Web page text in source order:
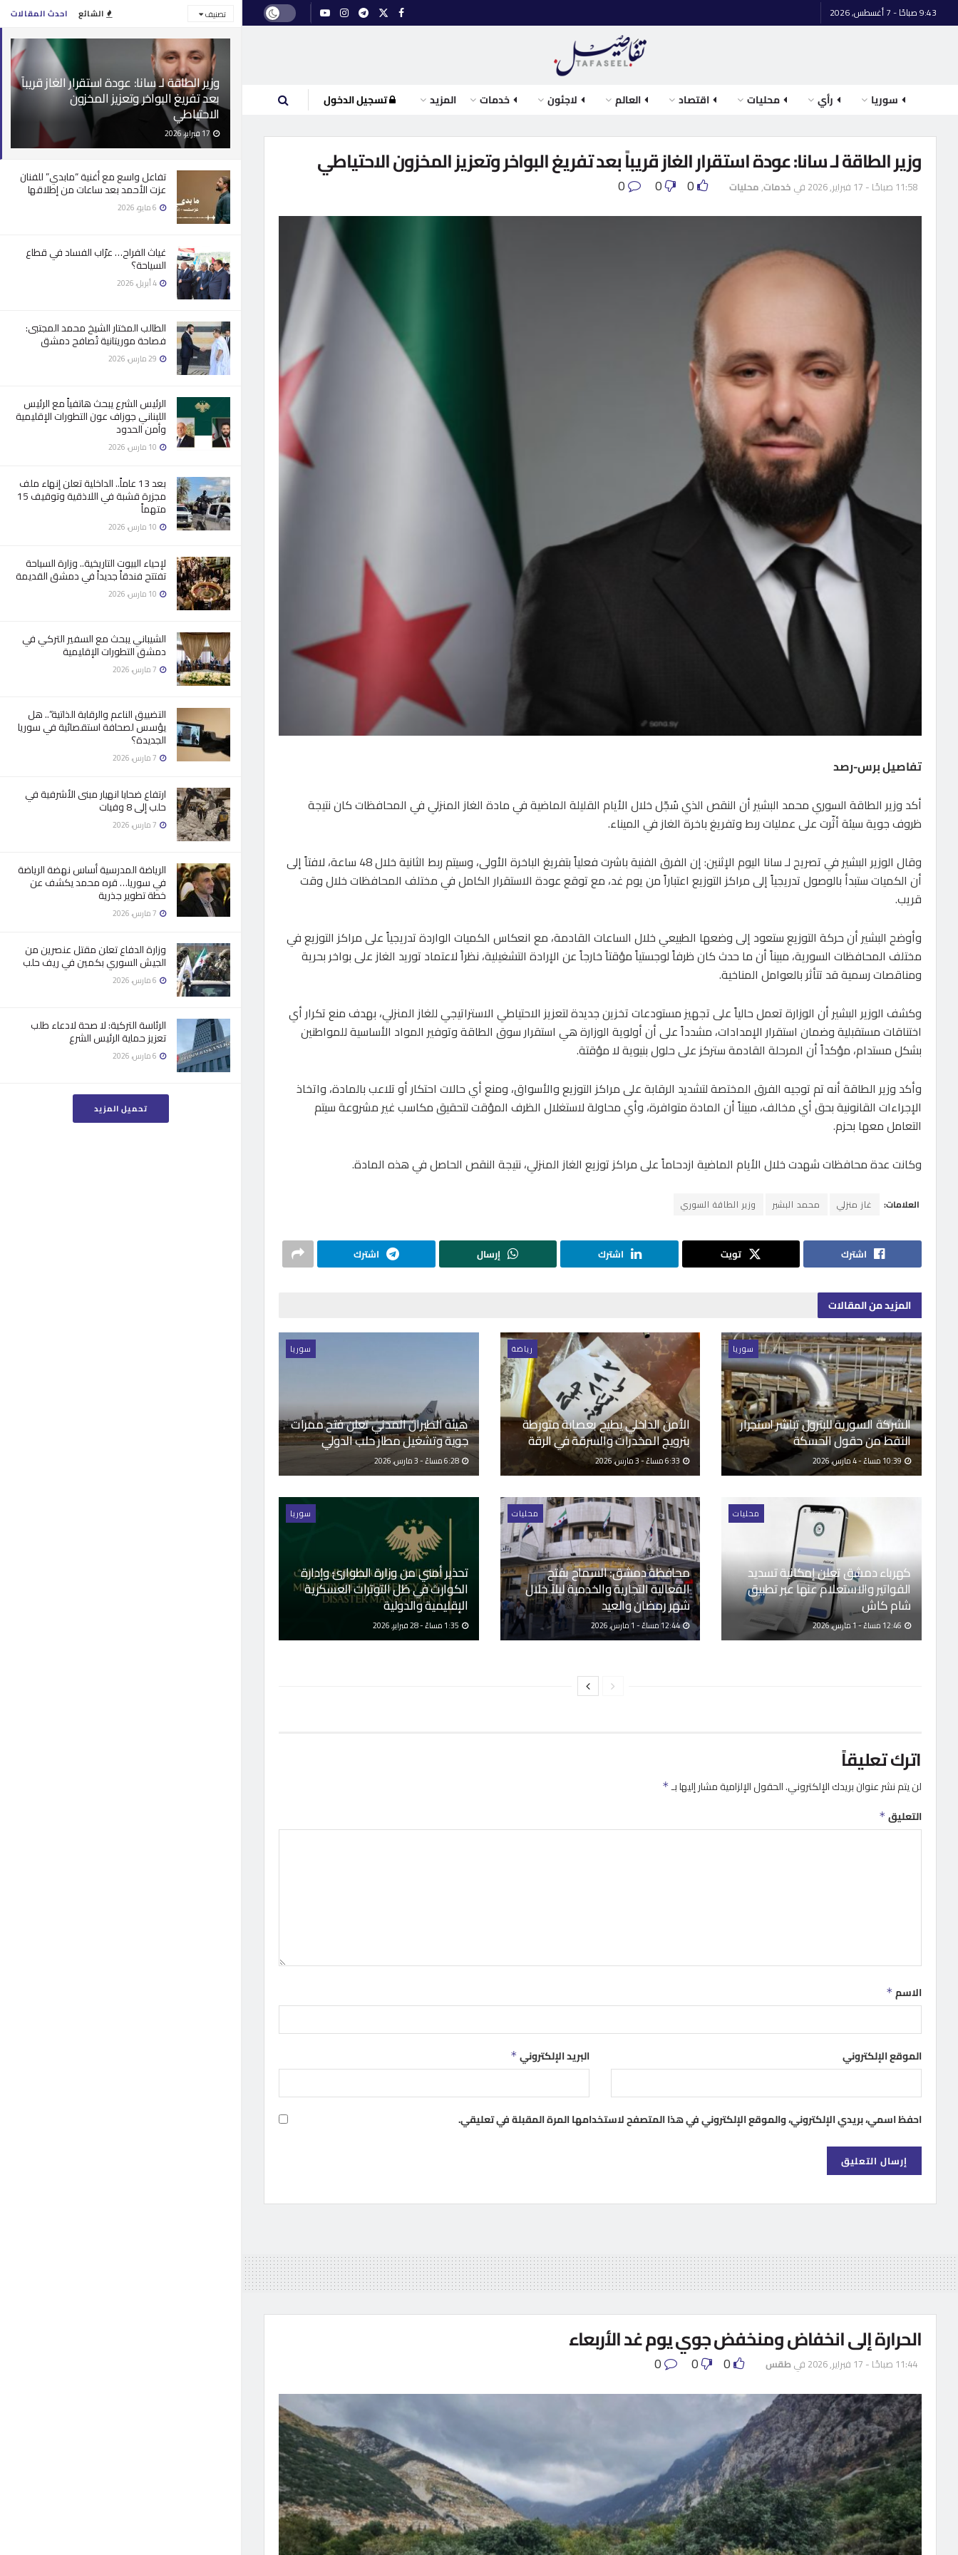
احدث المقالات الشائع تصنيف
وزير الطاقة لـ سانا: عودة استقرار الغاز قريباً
بعد تفريغ البواخر وتعزيز المخزون
الاحتياطي
17 فبراير، 2026
تفاعل واسع مع أغنية “مابدي” للفنان
عزت الأحمد بعد ساعات من إطلاقها
غياث الفراح… عرّاب الفساد في قطاع
السياحة؟
الطالب المختار الشيخ محمد المجتبى:
فصاحة موريتانية تُصافح دمشق
الرئيس الشرع يبحث هاتفياً مع الرئيس
اللبناني جوزاف عون التطورات الإقليمية
وأمن الحدود
بعد 13 عاماً.. الداخلية تعلن إنهاء ملف
مجزرة قشبة في اللاذقية وتوقيف 15
متهماً
لإحياء البيوت التاريخية.. وزارة السياحة
تفتتح فندقاً جديداً في دمشق القديمة
الشيباني يبحث مع السفير التركي في
دمشق التطورات الإقليمية
التضييق الناعم والرقابة الذاتية”.. هل
يؤسس لصحافة استقصائية في سوريا
الجديدة؟
ارتفاع ضحايا انهيار مبنى الأشرفية في
حلب إلى 8 وفيات
الرياضة المدرسية أساس نهضة الرياضة
في سوريا… قره محمد يكشف عن
خطة تطوير جذرية
وزارة الدفاع تعلن مقتل عنصرين من
الجيش السوري بكمين في ريف حلب
الرئاسة التركية: لا صحة لادعاء طلب
تعزيز حماية الرئيس الشرع
تحميل المزيد
9:43 صباحًا - 7 أغسطس, 2026
سوريا رأي محليات اقتصاد العالم لاجئون خدمات المزيد تسجيل الدخول
وزير الطاقة لـ سانا: عودة استقرار الغاز قريباً بعد تفريغ البواخر وتعزيز المخزون الاحتياطي
11:58 صباحًا - 17 فبراير, 2026 في خدمات,محليات 0
0
تفاصيل برس-رصد
أكد وزير الطاقة السوري محمد البشير أن النقص الذي سُجّل خلال الأيام القليلة الماضية في مادة الغاز المنزلي في المحافظات كان نتيجة
ظروف جوية سيئة أثّرت على عمليات ربط وتفريغ باخرة الغاز في الميناء.
وقال الوزير البشير في تصريح لـ سانا اليوم الإثنين: إن الفرق الفنية باشرت فعلياً بتفريغ الباخرة الأولى، وسيتم ربط الثانية خلال 48 ساعة، لافتاً إلى
أن الكميات ستبدأ بالوصول تدريجياً إلى مراكز التوزيع اعتباراً من يوم غد، مع توقع عودة الاستقرار الكامل في مختلف المحافظات خلال وقت
قريب.
وأوضح البشير أن حركة التوزيع ستعود إلى وضعها الطبيعي خلال الساعات القادمة، مع انعكاس الكميات الواردة تدريجياً على مراكز التوزيع في
مختلف المحافظات السورية، مبيناً أن ما حدث كان ظرفاً لوجستياً مؤقتاً خارجاً عن الإرادة التشغيلية، نظراً لاعتماد توريد الغاز على بواخر بحرية
ومناقصات رسمية قد تتأثر بالعوامل المناخية.
وكشف الوزير البشير أن الوزارة تعمل حالياً على تجهيز مستودعات تخزين جديدة لتعزيز الاحتياطي الاستراتيجي للغاز المنزلي، بهدف منع تكرار أي
اختناقات مستقبلية وضمان استقرار الإمدادات، مشدداً على أن أولوية الوزارة هي استقرار سوق الطاقة وتوفير المواد الأساسية للمواطنين
بشكل مستدام، مؤكداً أن المرحلة القادمة ستركز على حلول بنيوية لا مؤقتة.
وأكد وزير الطاقة أنه تم توجيه الفرق المختصة لتشديد الرقابة على مراكز التوزيع والأسواق، ومنع أي حالات احتكار أو تلاعب بالمادة، واتخاذ
الإجراءات القانونية بحق أي مخالف، مبيناً أن المادة متوافرة، وأي محاولة لاستغلال الظرف المؤقت لتحقيق مكاسب غير مشروعة سيتم
التعامل معها بحزم.
وكانت عدة محافظات شهدت خلال الأيام الماضية ازدحاماً على مراكز توزيع الغاز المنزلي، نتيجة النقص الحاصل في هذه المادة.
العلامات: غاز منزلي محمد البشير وزير الطاقة السوري
اشترك تويت اشترك إرسال اشترك
المزيدمن المقالات
سوريا
الشركة السورية للبترول تباشر استجرار
النفط من حقول الحسكة
رياضة
الأمن الداخلي يطيح بعصابة متورطة
بترويج المخدرات والسرقة في الرقة
سوريا
هيئة الطيران المدني تعلن فتح ممرات
جوية وتشغيل مطار حلب الدولي
6:28 مساءً - 3 مارس, 2026
محليات
كهرباء دمشق تعلن إمكانية تسديد
الفواتير والاستعلام عنها عبر تطبيق
شام كاش
محليات
محافظة دمشق: السماح بفتح
الفعالية التجارية والخدمية ليلاً خلال
شهر رمضان والعيد
12:44 مساءً - 1 مارس, 2026
سوريا
تحذير أمني من وزارة الطوارئ وإدارة
الكوارث في ظل التوترات العسكرية
الإقليمية والدولية
اترك تعليقاً
لن يتم نشر عنوان بريدك الإلكتروني.الحقول الإلزامية مشار إليها بـ *
التعليق *
الاسم *
البريد الإلكتروني * الموقع الإلكتروني
احفظ اسمي، بريدي الإلكتروني، والموقع الإلكتروني في هذا المتصفح لاستخدامها المرة المقبلة في تعليقي.
الحرارة إلى انخفاض ومنخفض جوي يوم غد الأربعاء
11:44 صباحًا - 17 فبراير, 2026 فيطقس 0
0